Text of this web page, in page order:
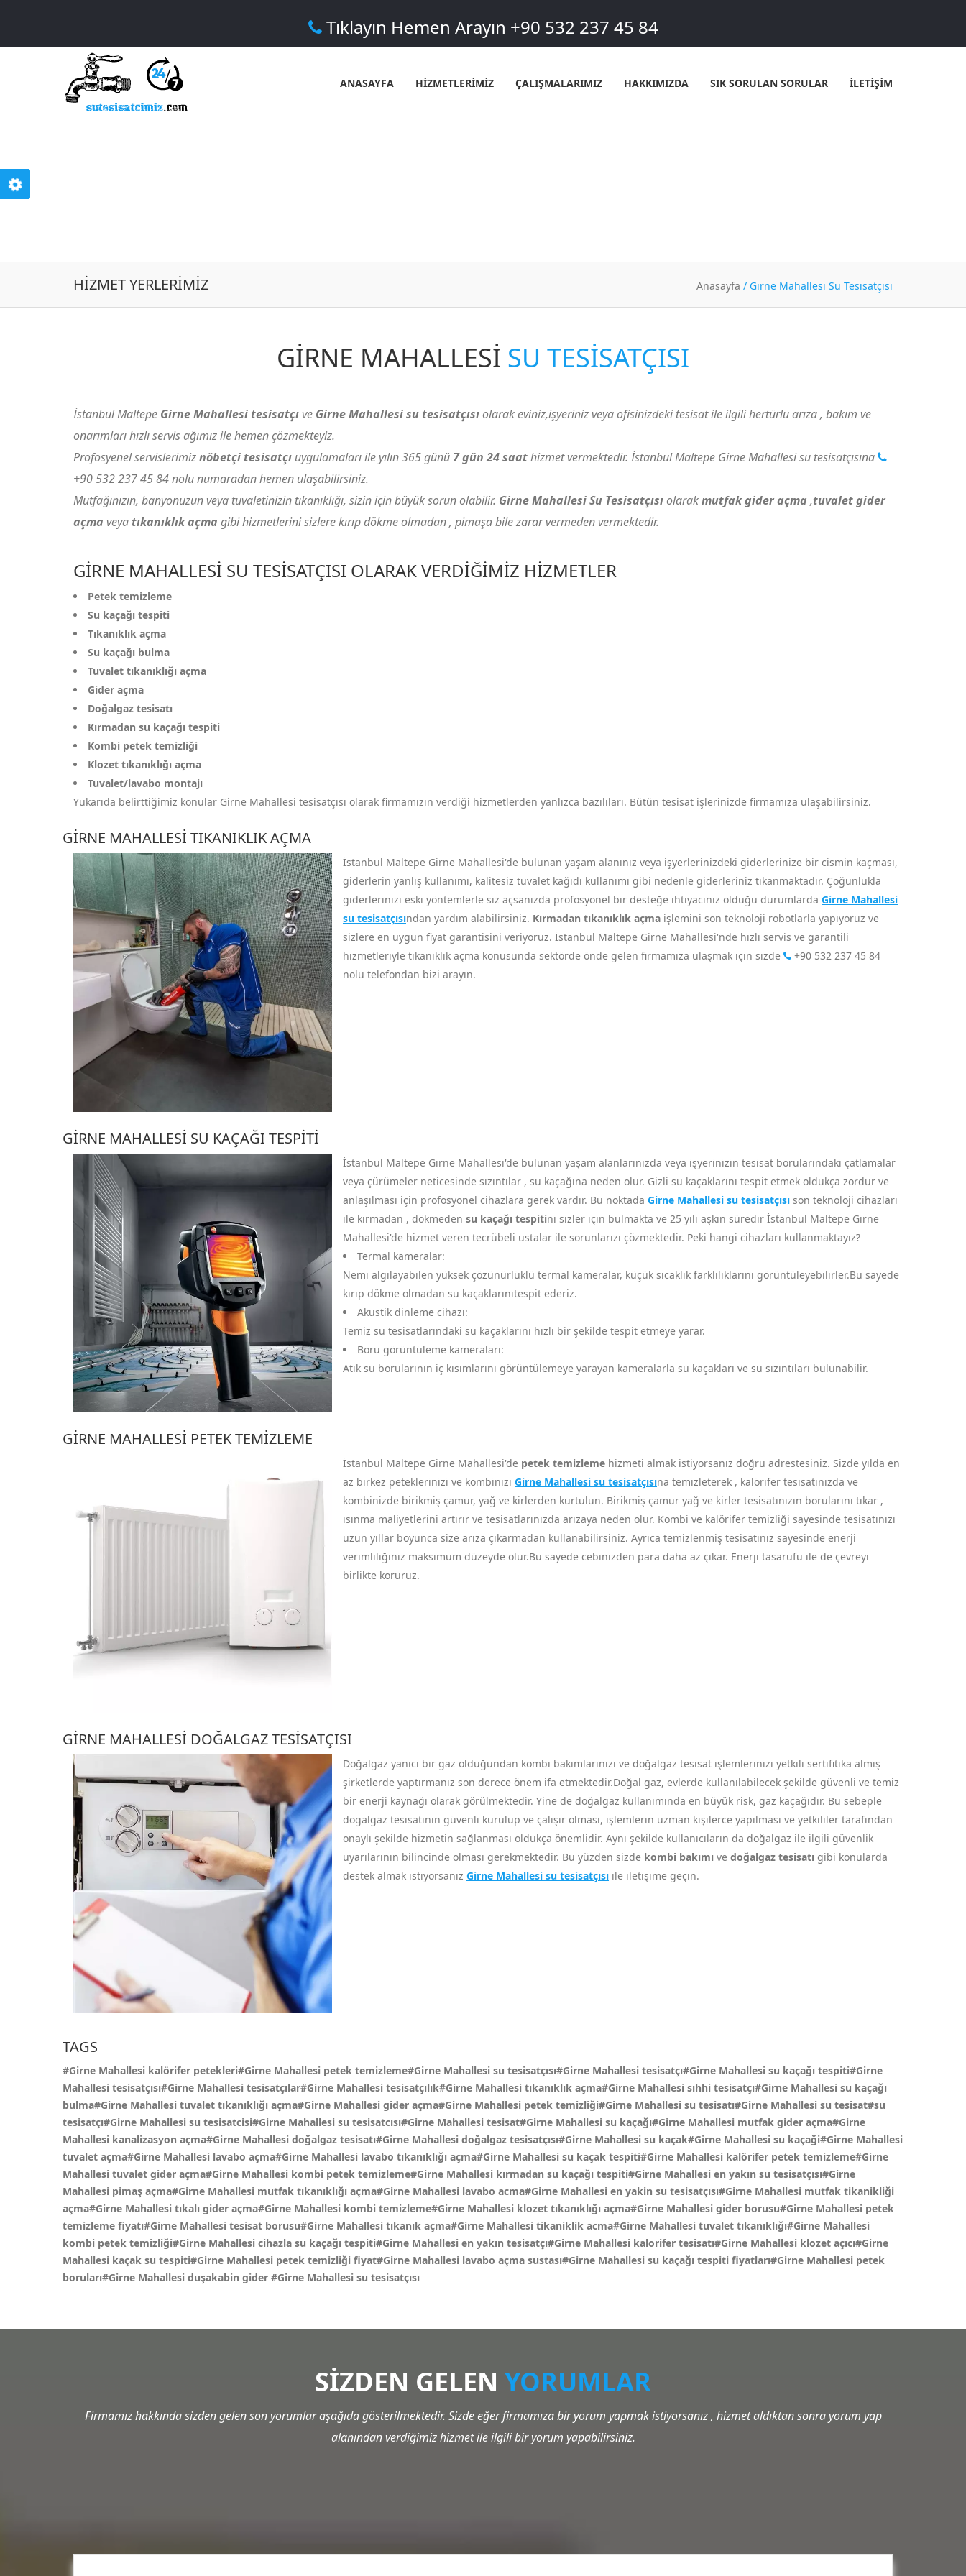
Tıklayın Hemen Arayın +90 532 237 45 84
ANASAYFA HİZMETLERİMİZ ÇALIŞMALARIMIZ HAKKIMIZDA SIK SORULAN SORULAR İLETİŞİM
HIZMET YERLERIMIZ Anasayfa / Girne Mahallesi Su Tesisatçısı
GIRNE MAHALLESI SU TESISATÇISI
İstanbul Maltepe Girne Mahallesi tesisatçıve Girne Mahallesi su tesisatçısıolarak eviniz,işyeriniz veya ofisinizdeki tesisat ile ilgili hertürlü arıza , bakım ve
onarımları hızlı servis ağımız ile hemen çözmekteyiz.
Profosyenel servislerimiznöbetçi tesisatçı uygulamaları ile yılın 365 günü 7 gün 24 saathizmet vermektedir. İstanbul Maltepe Girne Mahallesi su tesisatçısına
+90 532 237 45 84nolu numaradan hemen ulaşabilirsiniz.
Mutfağınızın, banyonuzun veya tuvaletinizin tıkanıklığı, sizin için büyük sorun olabilir. Girne Mahallesi Su Tesisatçısıolarakmutfak gider açma ,tuvalet gider
açma veyatıkanıklık açma gibi hizmetlerini sizlere kırıp dökme olmadan , pimaşa bile zarar vermeden vermektedir.
GIRNE MAHALLESI SU TESISATÇISI OLARAK VERDIĞIMIZ HIZMETLER
Petek temizleme
Su kaçağı tespiti
Tıkanıklık açma
Su kaçağı bulma
Tuvalet tıkanıklığı açma
Gider açma
Doğalgaz tesisatı
Kırmadan su kaçağı tespiti
Kombi petek temizliği
Klozet tıkanıklığı açma
Tuvalet/lavabo montajı
Yukarıda belirttiğimiz konular Girne Mahallesi tesisatçısı olarak firmamızın verdiği hizmetlerden yanlızca bazılıları. Bütün tesisat işlerinizde firmamıza ulaşabilirsiniz.
GIRNE MAHALLESI TIKANIKLIK AÇMA
İstanbul Maltepe Girne Mahallesi'de bulunan yaşam alanınız veya işyerlerinizdeki giderlerinize bir cismin kaçması,
giderlerin yanlış kullanımı, kalitesiz tuvalet kağıdı kullanımı gibi nedenle giderleriniz tıkanmaktadır. Çoğunlukla
giderlerinizi eski yöntemlerle siz açsanızda profosyonel bir desteğe ihtiyacınız olduğu durumlarda Girne Mahallesi
su tesisatçısından yardım alabilirsiniz. Kırmadan tıkanıklık açma işlemini son teknoloji robotlarla yapıyoruz ve
sizlere en uygun fiyat garantisini veriyoruz. İstanbul Maltepe Girne Mahallesi'nde hızlı servis ve garantili
hizmetleriyle tıkanıklık açma konusunda sektörde önde gelen firmamıza ulaşmak için sizde
+90 532 237 45 84
nolu telefondan bizi arayın.
GIRNE MAHALLESI SU KAÇAĞI TESPITI
İstanbul Maltepe Girne Mahallesi'de bulunan yaşam alanlarınızda veya işyerinizin tesisat borularındaki çatlamalar
veya çürümeler neticesinde sızıntılar , su kaçağına neden olur. Gizli su kaçaklarını tespit etmek oldukça zordur ve
anlaşılması için profosyonel cihazlara gerek vardır. Bu noktada Girne Mahallesi su tesisatçısı son teknoloji cihazları
ile kırmadan , dökmeden su kaçağı tespitini sizler için bulmakta ve 25 yılı aşkın süredir İstanbul Maltepe Girne
Mahallesi'de hizmet veren tecrübeli ustalar ile sorunlarızı çözmektedir. Peki hangi cihazları kullanmaktayız?
Termal kameralar:
Nemi algılayabilen yüksek çözünürlüklü termal kameralar, küçük sıcaklık farklılıklarını görüntüleyebilirler.Bu sayede
kırıp dökme olmadan su kaçaklarınıtespit ederiz.
Akustik dinleme cihazı:
Temiz su tesisatlarındaki su kaçaklarını hızlı bir şekilde tespit etmeye yarar.
Boru görüntüleme kameraları:
Atık su borularının iç kısımlarını görüntülemeye yarayan kameralarla su kaçakları ve su sızıntıları bulunabilir.
GIRNE MAHALLESI PETEK TEMIZLEME
İstanbul Maltepe Girne Mahallesi'de petek temizleme hizmeti almak istiyorsanız doğru adrestesiniz. Sizde yılda en
az birkez peteklerinizi ve kombinizi Girne Mahallesi su tesisatçısına temizleterek , kalörifer tesisatınızda ve
kombinizde birikmiş çamur, yağ ve kirlerden kurtulun. Birikmiş çamur yağ ve kirler tesisatınızın borularını tıkar ,
ısınma maliyetlerini artırır ve tesisatlarınızda arızaya neden olur. Kombi ve kalörifer temizliği sayesinde tesisatınızı
uzun yıllar boyunca size arıza çıkarmadan kullanabilirsiniz. Ayrıca temizlenmiş tesisatınız sayesinde enerji
verimliliğiniz maksimum düzeyde olur.Bu sayede cebinizden para daha az çıkar. Enerji tasarufu ile de çevreyi
birlikte koruruz.
GIRNE MAHALLESI DOĞALGAZ TESISATÇISI
Doğalgaz yanıcı bir gaz olduğundan kombi bakımlarınızı ve doğalgaz tesisat işlemlerinizi yetkili sertifitika almış
şirketlerde yaptırmanız son derece önem ifa etmektedir.Doğal gaz, evlerde kullanılabilecek şekilde güvenli ve temiz
bir enerji kaynağı olarak görülmektedir. Yine de doğalgaz kullanımında en büyük risk, gaz kaçağıdır. Bu sebeple
dogalgaz tesisatının güvenli kurulup ve çalışır olması, işlemlerin uzman kişilerce yapılması ve yetkililer tarafından
onaylı şekilde hizmetin sağlanması oldukça önemlidir. Aynı şekilde kullanıcıların da doğalgaz ile ilgili güvenlik
uyarılarının bilincinde olması gerekmektedir. Bu yüzden sizde kombi bakımı ve doğalgaz tesisatı gibi konularda
destek almak istiyorsanız Girne Mahallesi su tesisatçısı ile iletişime geçin.
TAGS
#Girne Mahallesi kalörifer petekleri#Girne Mahallesi petek temizleme#Girne Mahallesi su tesisatçısı#Girne Mahallesi tesisatçı#Girne Mahallesi su kaçağı tespiti#Girne
Mahallesi tesisatçısı#Girne Mahallesi tesisatçılar#Girne Mahallesi tesisatçılık#Girne Mahallesi tıkanıklık açma#Girne Mahallesi sıhhi tesisatçı#Girne Mahallesi su kaçağı
bulma#Girne Mahallesi tuvalet tıkanıklığı açma#Girne Mahallesi gider açma#Girne Mahallesi petek temizliği#Girne Mahallesi su tesisatı#Girne Mahallesi su tesisat#su
tesisatçı#Girne Mahallesi su tesisatcisi#Girne Mahallesi su tesisatcısı#Girne Mahallesi tesisat#Girne Mahallesi su kaçağı#Girne Mahallesi mutfak gider açma#Girne
Mahallesi kanalizasyon açma#Girne Mahallesi doğalgaz tesisatı#Girne Mahallesi doğalgaz tesisatçısı#Girne Mahallesi su kaçak#Girne Mahallesi su kaçaği#Girne Mahallesi
tuvalet açma#Girne Mahallesi lavabo açma#Girne Mahallesi lavabo tıkanıklığı açma#Girne Mahallesi su kaçak tespiti#Girne Mahallesi kalörifer petek temizleme#Girne
Mahallesi tuvalet gider açma#Girne Mahallesi kombi petek temizleme#Girne Mahallesi kırmadan su kaçağı tespiti#Girne Mahallesi en yakın su tesisatçısı#Girne
Mahallesi pimaş açma#Girne Mahallesi mutfak tıkanıklığı açma#Girne Mahallesi lavabo acma#Girne Mahallesi en yakin su tesisatçısı#Girne Mahallesi mutfak tikanikliği
açma#Girne Mahallesi tıkalı gider açma#Girne Mahallesi kombi temizleme#Girne Mahallesi klozet tıkanıklığı açma#Girne Mahallesi gider borusu#Girne Mahallesi petek
temizleme fiyatı#Girne Mahallesi tesisat borusu#Girne Mahallesi tıkanık açma#Girne Mahallesi tikaniklik acma#Girne Mahallesi tuvalet tıkanıklığı#Girne Mahallesi
kombi petek temizliği#Girne Mahallesi cihazla su kaçağı tespiti#Girne Mahallesi en yakın tesisatçı#Girne Mahallesi kalorifer tesisatı#Girne Mahallesi klozet açıcı#Girne
Mahallesi kaçak su tespiti#Girne Mahallesi petek temizliği fiyat#Girne Mahallesi lavabo açma sustası#Girne Mahallesi su kaçağı tespiti fiyatları#Girne Mahallesi petek
boruları#Girne Mahallesi duşakabin gider #Girne Mahallesi su tesisatçısı
SİZDEN GELEN YORUMLAR
Firmamız hakkında sizden gelen son yorumlar aşağıda gösterilmektedir. Sizde eğer firmamıza bir yorum yapmak istiyorsanız , hizmet aldıktan sonra yorum yap
alanından verdiğimiz hizmet ile ilgili bir yorum yapabilirsiniz.